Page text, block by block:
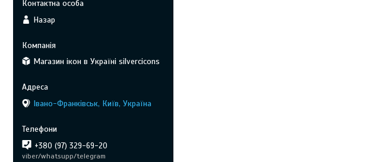
Назар
Магазин ікон в Україні silvercicons
Івано-Франківськ, Київ, Україна
+380 (97) 329-69-20
viber/whatsupp/telegram